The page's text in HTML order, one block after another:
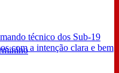
técnico dos Sub-19
com a intenção clara e bem